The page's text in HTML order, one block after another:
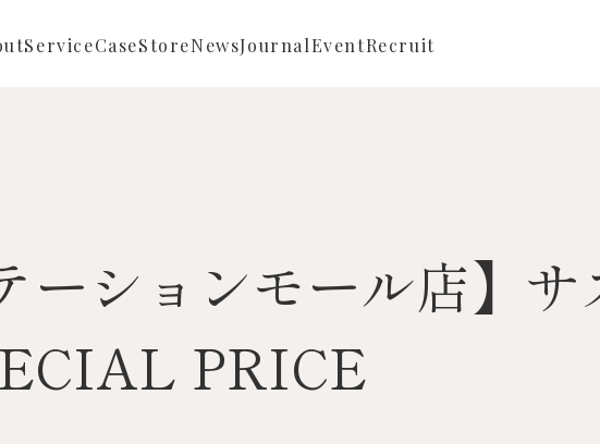
ServiceCaseStoreNewsJournalEventRecruit
ーションモール店】
PRICE